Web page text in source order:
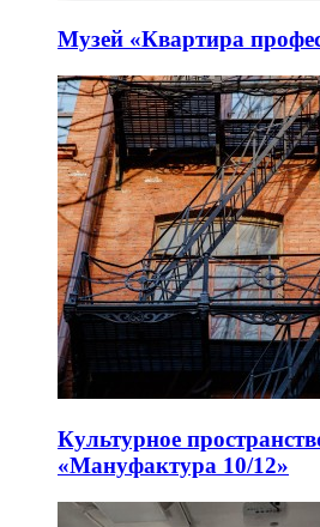
Музей «Квартира
Культурное
«Мануфактура 10/12»